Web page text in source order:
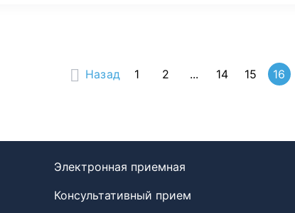
Назад 1 2 ... 14 15 16
Электронная приемная
Консультативный прием